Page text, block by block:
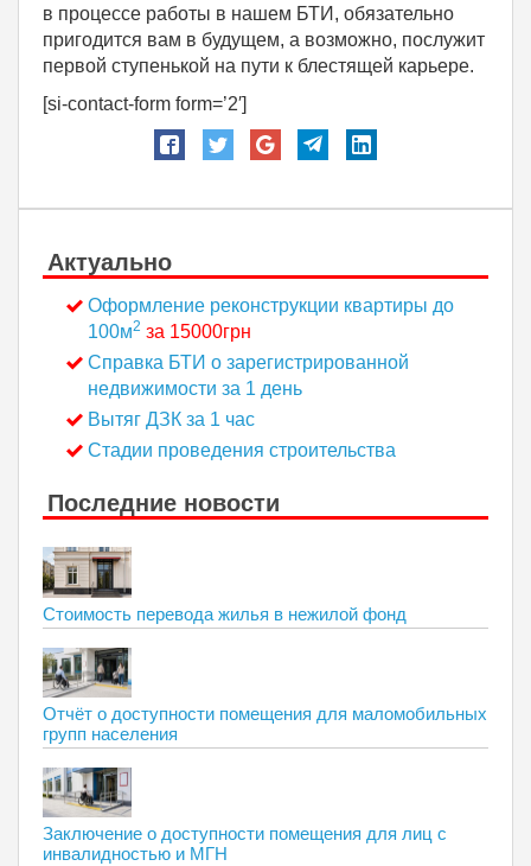
в процессе работы в нашем БТИ, обязательно
пригодится вам в будущем, а возможно, послужит
первой ступенькой на пути к блестящей карьере.
[si-contact-form form=’2′]
Актуально
Оформление реконструкции квартиры до
100м2 за 15000грн
Справка БТИ о зарегистрированной
недвижимости за 1 день
Вытяг ДЗК за 1 час
Стадии проведения строительства
Последние новости
Стоимость перевода жилья в нежилой фонд
Отчёт о доступности помещения для маломобильных
групп населения
Заключение о доступности помещения для лиц с
инвалидностью и МГН